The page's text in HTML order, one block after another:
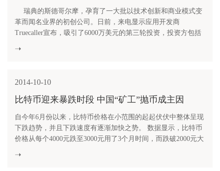
瑞典的斯德哥尔摩，孕育了一大批以技术创新和商业模式变
革而闻名业界的初创公司。日前，来电显示应用开发商
Truecaller宣布，吸引了6000万美元的第三轮投资，投资方包括
➝
2014-10-10
比特币迎来暴跌时段 中国“矿工”抛币成主因
自今年6月份以来，比特币价格在小范围的起起伏伏中整体呈现
下跌趋势，并且下跌速度有逐渐加快之势。 数据显示，比特币
价格从每个4000元跌至3000元用了3个月时间，而跌破2000元大
➝